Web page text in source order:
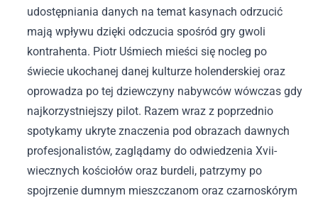
udostępniania danych na temat kasynach odrzucić
mają wpływu dzięki odczucia spośród gry gwoli
kontrahenta. Piotr Uśmiech mieści się nocleg po
świecie ukochanej danej kulturze holenderskiej oraz
oprowadza po tej dziewczyny nabywców wówczas gdy
najkorzystniejszy pilot. Razem wraz z poprzednio
spotykamy ukryte znaczenia pod obrazach dawnych
profesjonalistów, zaglądamy do odwiedzenia Xvii-
wiecznych kościołów oraz burdeli, patrzymy po
spojrzenie dumnym mieszczanom oraz czarnoskórym